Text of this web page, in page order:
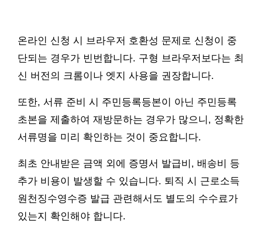
온라인 신청 시 브라우저 호환성 문제로 신청이 중
단되는 경우가 빈번합니다. 구형 브라우저보다는 최
신 버전의 크롬이나 엣지 사용을 권장합니다.
또한, 서류 준비 시 주민등록등본이 아닌 주민등록
초본을 제출하여 재방문하는 경우가 많으니, 정확한
서류명을 미리 확인하는 것이 중요합니다.
최초 안내받은 금액 외에 증명서 발급비, 배송비 등
추가 비용이 발생할 수 있습니다. 퇴직 시 근로소득
원천징수영수증 발급 관련해서도 별도의 수수료가
있는지 확인해야 합니다.